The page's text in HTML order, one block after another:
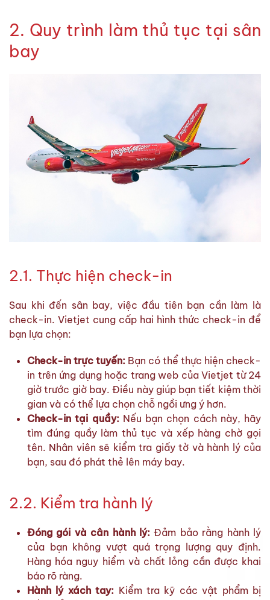
2. Quy trình làm thủ tục tại sân
bay
2.1. Thực hiện check-in
Sau khi đến sân bay, việc đầu tiên bạn cần làm là
check-in. Vietjet cung cấp hai hình thức check-in để
bạn lựa chọn:
Check-in trực tuyến: Bạn có thể thực hiện check-
in trên ứng dụng hoặc trang web của Vietjet từ 24
giờ trước giờ bay. Điều này giúp bạn tiết kiệm thời
gian và có thể lựa chọn chỗ ngồi ưng ý hơn.
Check-in tại quầy:Nếu bạn chọn cách này, hãy
tìm đúng quầy làm thủ tục và xếp hàng chờ gọi
tên. Nhân viên sẽ kiểm tra giấy tờ và hành lý của
bạn, sau đó phát thẻ lên máy bay.
2.2. Kiểm tra hành lý
Đóng gói và cân hành lý: Đảm bảo rằng hành lý
của bạn không vượt quá trọng lượng quy định.
Hàng hóa nguy hiểm và chất lỏng cần được khai
báo rõ ràng.
Hành lý xách tay: Kiểm tra kỹ các vật phẩm bị